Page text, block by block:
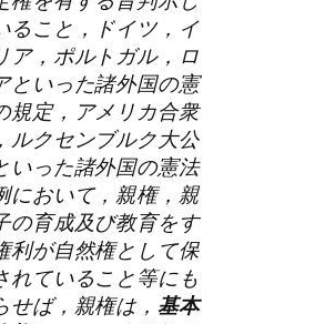
ること，ドイツ，イ
ア，ポルトガル，ロ
といった諸外国の憲
規定，アメリカ合衆
ルクセンブルク大公
いった諸外国の憲法
において，親権，親
の育成及び教育をす
利が自然権として保
れていること等にも
せば，親権は，基本